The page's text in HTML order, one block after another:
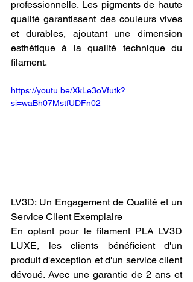
professionnelle. Les pigments de haute
qualité garantissent des couleurs vives
et durables, ajoutant une dimension
esthétique à la qualité technique du
filament.
https://youtu.be/XkLe3oVfutk?
si=waBh07MstfUDFn02
LV3D: Un Engagement de Qualité et un
Service Client Exemplaire
En optant pour le filament PLA LV3D
LUXE, les clients bénéficient d'un
produit d'exception et d'un service client
dévoué. Avec une garantie de 2 ans et